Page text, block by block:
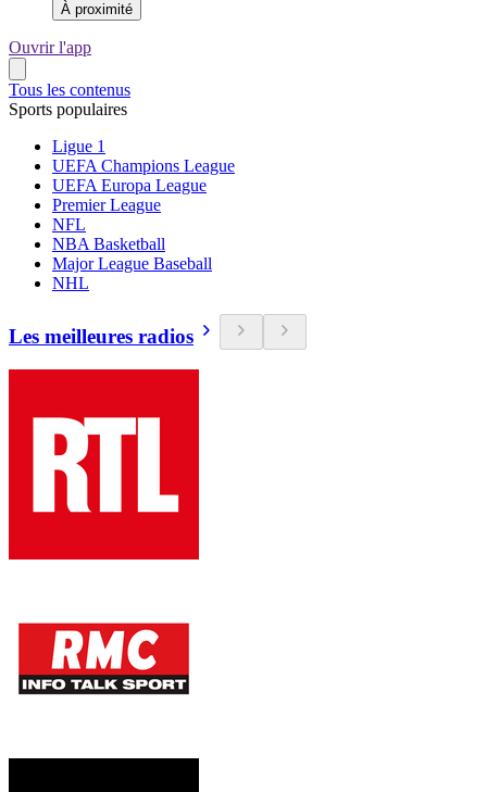
À proximité
Ouvrir l'app
Tous les contenus
Sports populaires
Ligue 1
UEFA Champions League
UEFA Europa League
Premier League
NFL
NBA Basketball
Major League Baseball
NHL
Les meilleures radios